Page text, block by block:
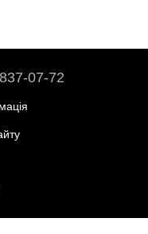
07-72